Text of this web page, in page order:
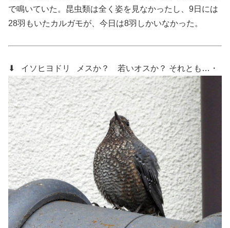
で鳴いていた。昆虫類は全く姿を見なかったし、9日には
28羽もいたカルガモが、今日は8羽しかいなかった。
⬇ イソヒヨドリ メスか？ 若いオスか？ それとも…・